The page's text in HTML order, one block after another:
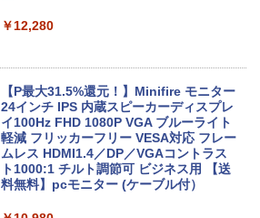
8GB/16GB/SSD:256GB/512GB/1TB/15.
PC/Windows11
￥24,999
【週末限定999円OFF！】 中古ノートパ
ソコン 中古パソコン 中古 Office付き バ
画面 ビジネス 仕事 訳あり Windows11
￥12,280
【P最大31.5%還元！】Minifire モニター
24インチ IPS 内蔵スピーカーディスプレ
イ100Hz FHD 1080P VGA ブルーライト
軽減 フリッカーフリー VESA対応 フレー
ムレス HDMI1.4／DP／VGAコントラス
ト1000:1 チルト調節可 ビジネス用 【送
料無料】pcモニター (ケーブル付）